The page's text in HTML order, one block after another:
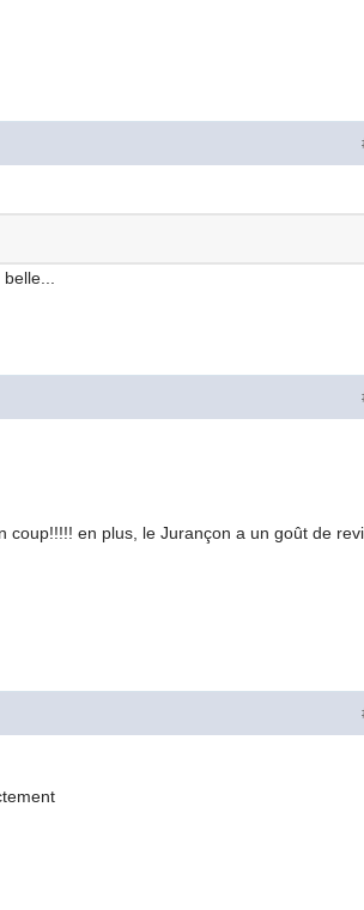
coup!!!!! en plus, le Jurançon a un goût de